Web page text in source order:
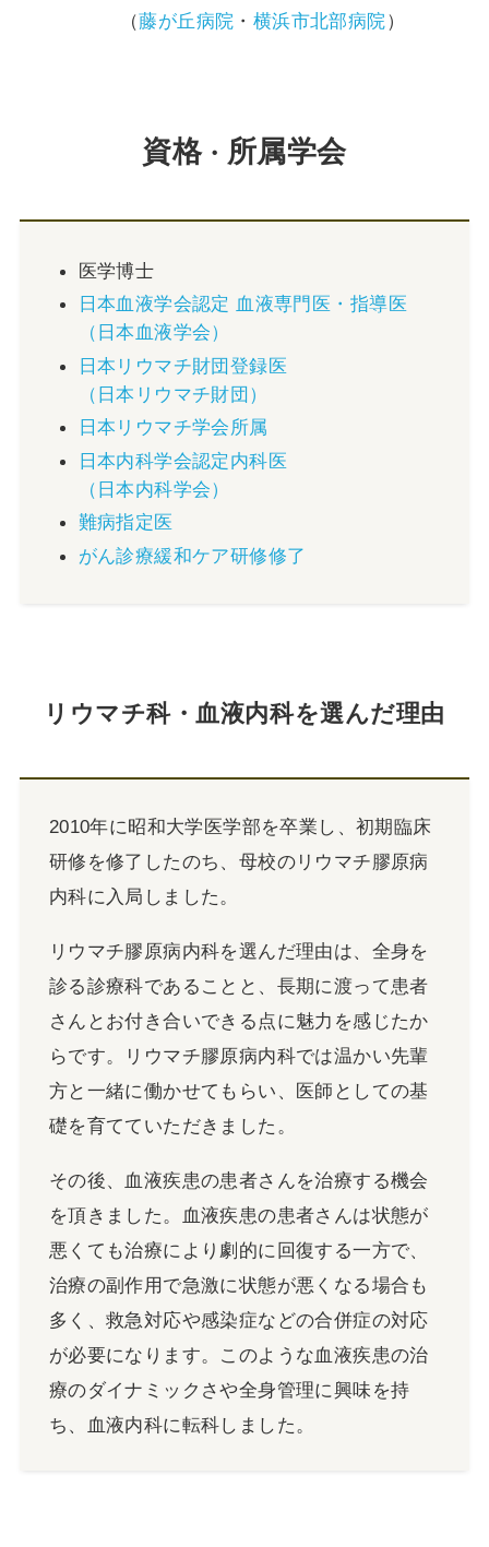
（藤が丘病院 ・ 横浜市北部病院）
資格・ 所属学会
医学博士
日本血液学会認定 血液専門医・指導医
（日本血液学会）
日本リウマチ財団登録医
（日本リウマチ財団）
日本リウマチ学会所属
日本内科学会認定内科医
（日本内科学会）
難病指定医
がん診療緩和ケア研修修了
リウマチ科・血液内科を選んだ理由
2010年に昭和大学医学部を卒業し、初期臨床
研修を修了したのち、母校のリウマチ膠原病
内科に入局しました。
リウマチ膠原病内科を選んだ理由は、全身を
診る診療科であることと、長期に渡って患者
さんとお付き合いできる点に魅力を感じたか
らです。リウマチ膠原病内科では温かい先輩
方と一緒に働かせてもらい、医師としての基
礎を育てていただきました。
その後、血液疾患の患者さんを治療する機会
を頂きました。血液疾患の患者さんは状態が
悪くても治療により劇的に回復する一方で、
治療の副作用で急激に状態が悪くなる場合も
多く、救急対応や感染症などの合併症の対応
が必要になります。このような血液疾患の治
療のダイナミックさや全身管理に興味を持
ち、血液内科に転科しました。